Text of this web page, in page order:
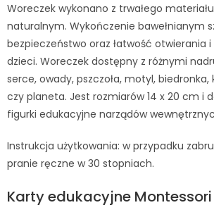
Woreczek wykonano z trwałego
naturalnym. Wykończenie bawełnianym
bezpieczeństwo oraz łatwość otwierania
dzieci. Woreczek dostępny z różnymi
serce, owady, pszczoła, motyl, biedronka,
czy planeta. Jest rozmiarów 14 x 20 cm i
figurki edukacyjne narządów
Instrukcja użytkowania: w przypadku
pranie ręczne w 30 stopniach.
Karty edukacyjne Montessori